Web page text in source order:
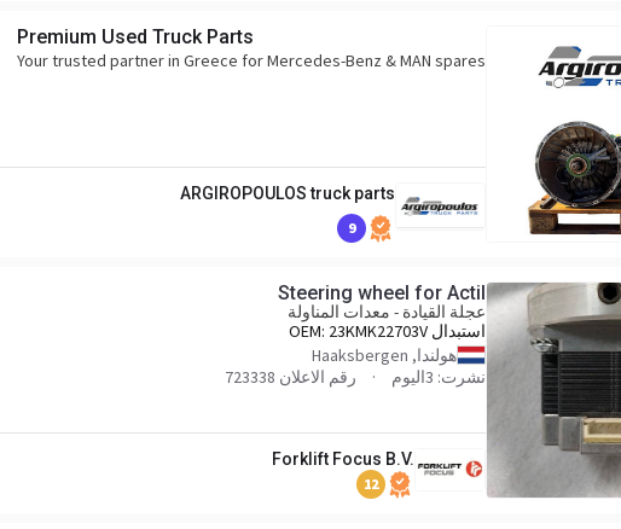
Premium Used Truck Parts
Your trusted partner in Greece for Mercedes-Benz & MAN spares
ARGIROPOULOS truck parts
9
Steering wheel for Actil
عجلة القيادة - معدات المناولة
استبدال OEM: 23KMK22703V
هولندا, Haaksbergen
نشرت: 3اليوم
رقم الاعلان 723338
Forklift Focus B.V.
12